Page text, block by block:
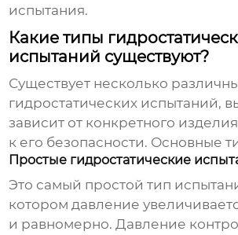
испытания.
Какие типы
испытаний существуют?
Существует несколько
гидростатических испытаний,
зависит от конкретного
к его безопасности. Основные
Простые гидростатические
Это самый простой тип
котором давление
и равномерно. Давление